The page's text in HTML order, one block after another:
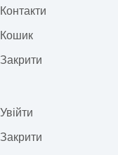
Контакти
Кошик
Закрити
Увійти
Закрити